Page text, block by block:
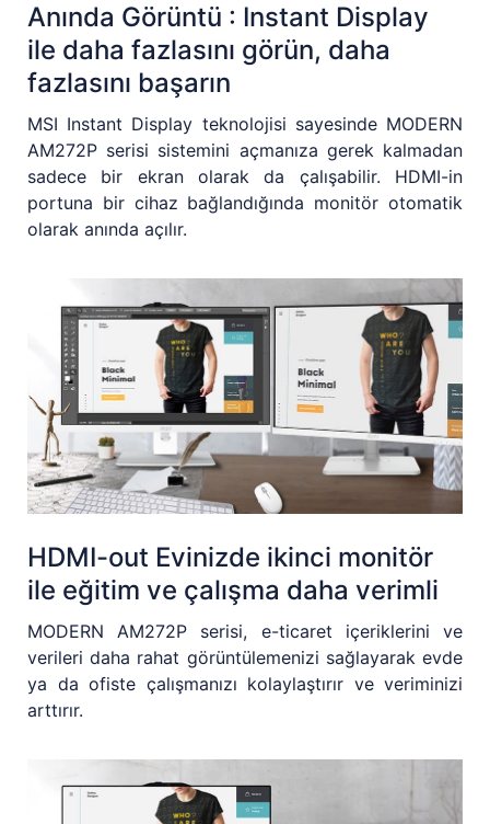
Anında Görüntü : Instant Display
ile daha fazlasını görün, daha
fazlasını başarın
MSI Instant Display teknolojisi sayesinde MODERN
AM272P serisi sistemini açmanıza gerek kalmadan
sadece bir ekran olarak da çalışabilir. HDMI-in
portuna bir cihaz bağlandığında monitör otomatik
olarak anında açılır.
HDMI-out Evinizde ikinci monitör
ile eğitim ve çalışma daha verimli
MODERN AM272P serisi, e-ticaret içeriklerini ve
verileri daha rahat görüntülemenizi sağlayarak evde
ya da ofiste çalışmanızı kolaylaştırır ve veriminizi
arttırır.